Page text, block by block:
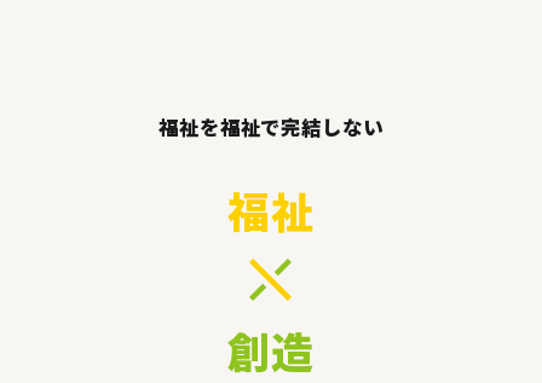
福祉を福祉で完結しない
福祉
創造